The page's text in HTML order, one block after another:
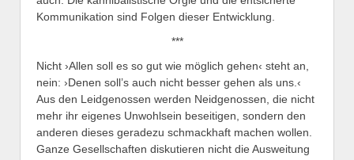
Kommunikation sind Folgen dieser Entwicklung.
***
Nicht ›Allen soll es so gut wie möglich gehen‹ steht an,
nein: ›Denen soll’s auch nicht besser gehen als uns.‹
Aus den Leidgenossen werden Neidgenossen, die nicht
mehr ihr eigenes Unwohlsein beseitigen, sondern den
anderen dieses geradezu schmackhaft machen wollen.
Ganze Gesellschaften diskutieren nicht die Ausweitung